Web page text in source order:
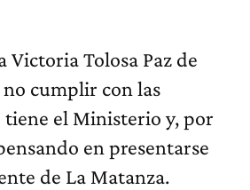
Victoria Tolosa Paz de
no cumplir con las
tiene el Ministerio y, por
en presentarse
de La Matanza.